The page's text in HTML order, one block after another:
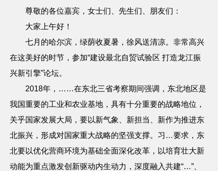
尊敬的各位嘉宾，女士们、先生们、朋友们：
大家上午好！
七月的哈尔滨，绿荫收夏暑，徐风送清凉。非常高兴
在这美好的时节，参加“建设最北自贸试验区 打造龙江振
兴新引擎”论坛。
2018年，……在东北三省考察期间强调，东北地区是
我国重要的工业和农业基地，具有十分重要的战略地位，
关乎国家发展大局，要以新气象、新担当、新作为推进东
北振兴，形成对国家重大战略的坚强支撑。习…要求，东
北要以优化营商环境为基础全面深化改革，以培育壮大新
动能为重点激发创新驱动内生动力，深度融入共建“…”、